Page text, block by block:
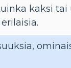
kaksi